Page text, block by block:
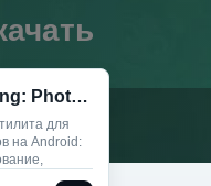
Recover Everything: Photo&Data (Мод, Unlocked)
для
на Android: